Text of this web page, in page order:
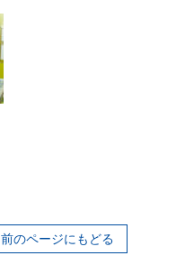
前のページにもどる